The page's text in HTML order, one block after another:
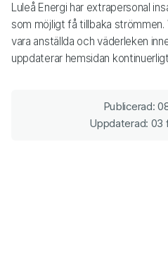
Luleå Energi har extrapersonal
som möjligt få tillbaka
vara anställda och väderleken
uppdaterar hemsidan
Publicerad:
Uppdaterad: 03